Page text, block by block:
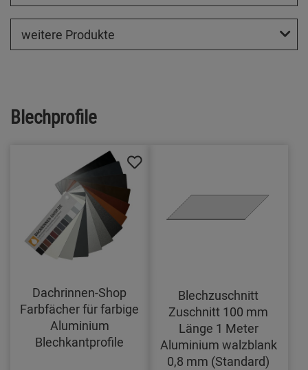
weitere Produkte
Blechprofile
Dachrinnen-Shop
Farbfächer für farbige
Aluminium
Blechkantprofile
Blechzuschnitt
Zuschnitt 100 mm
Länge 1 Meter
Aluminium walzblank
0,8 mm (Standard)